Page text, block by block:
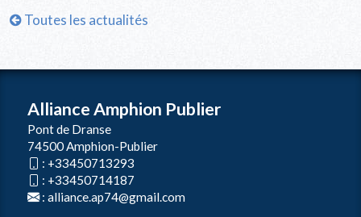
Toutes les actualités
Alliance Amphion Publier
Pont de Dranse
74500 Amphion-Publier
: +33450713293
: +33450714187
: alliance.ap74@gmail.com